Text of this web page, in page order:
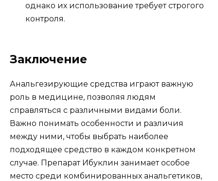
однако их использование требует строгого
контроля.
Заключение
Анальгезирующие средства играют важную
роль в медицине, позволяя людям
справляться с различными видами боли.
Важно понимать особенности и различия
между ними, чтобы выбрать наиболее
подходящее средство в каждом конкретном
случае. Препарат Ибуклин занимает особое
место среди комбинированных анальгетиков,